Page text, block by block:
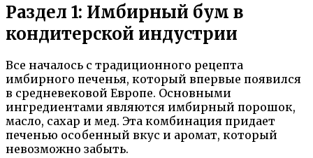
Раздел 1: Имбирный бум в
кондитерской индустрии
Все началось с традиционного рецепта
имбирного печенья, который впервые появился
в средневековой Европе. Основными
ингредиентами являются имбирный порошок,
масло, сахар и мед. Эта комбинация придает
печенью особенный вкус и аромат, который
невозможно забыть.